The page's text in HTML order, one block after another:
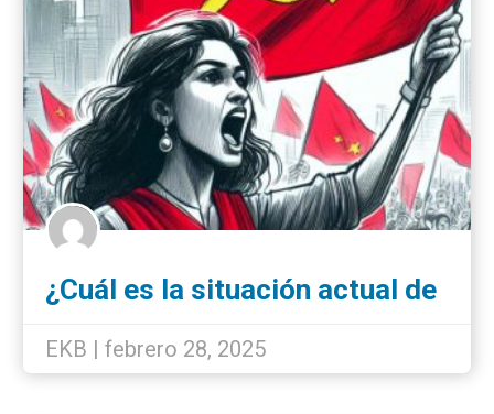
¿Cuál es la situación actual de
EKB | febrero 28, 2025